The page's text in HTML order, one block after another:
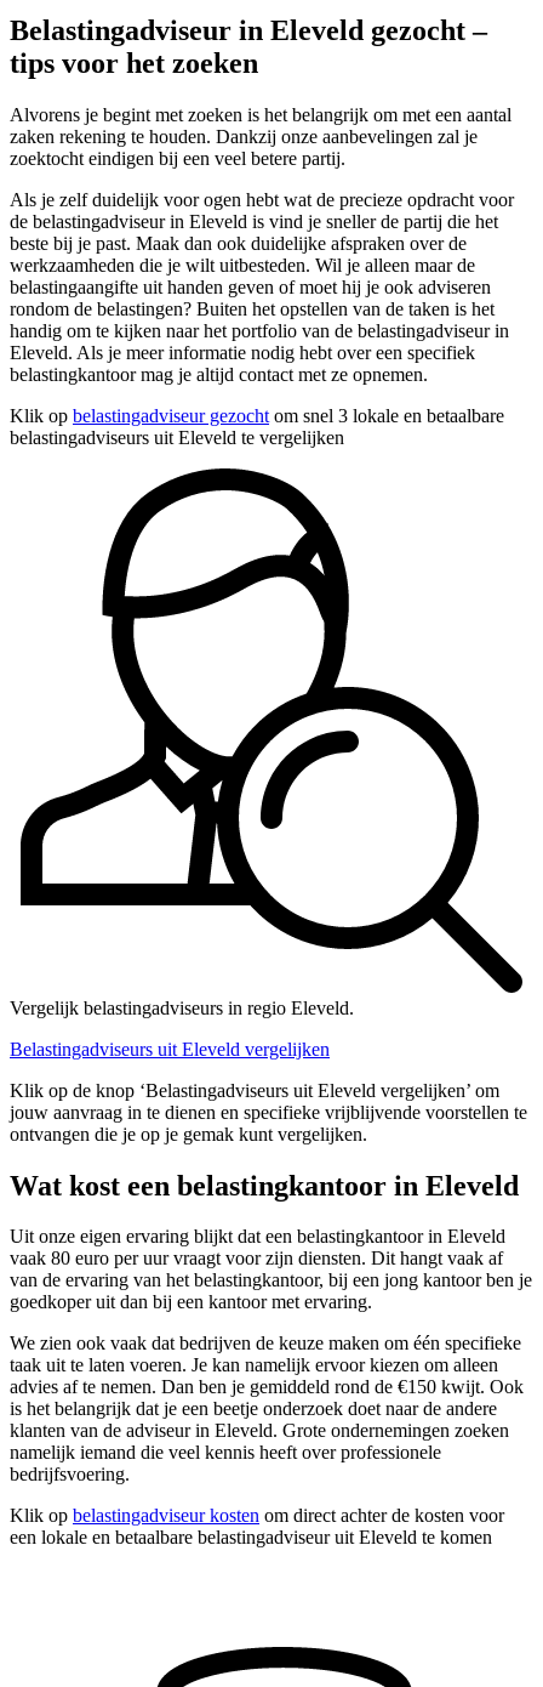
Belastingadviseur in Eleveld gezocht –
tips voor het zoeken
Alvorens je begint met zoeken is het belangrijk om met een aantal
zaken rekening te houden. Dankzij onze aanbevelingen zal je
zoektocht eindigen bij een veel betere partij.
Als je zelf duidelijk voor ogen hebt wat de precieze opdracht voor
de belastingadviseur in Eleveld is vind je sneller de partij die het
beste bij je past. Maak dan ook duidelijke afspraken over de
werkzaamheden die je wilt uitbesteden. Wil je alleen maar de
belastingaangifte uit handen geven of moet hij je ook adviseren
rondom de belastingen? Buiten het opstellen van de taken is het
handig om te kijken naar het portfolio van de belastingadviseur in
Eleveld. Als je meer informatie nodig hebt over een specifiek
belastingkantoor mag je altijd contact met ze opnemen.
Klik op belastingadviseur gezocht om snel 3 lokale en betaalbare
belastingadviseurs uit Eleveld te vergelijken
Vergelijk belastingadviseurs in regio Eleveld.
Belastingadviseurs uit Eleveld vergelijken
Klik op de knop ‘Belastingadviseurs uit Eleveld vergelijken’ om
jouw aanvraag in te dienen en specifieke vrijblijvende voorstellen te
ontvangen die je op je gemak kunt vergelijken.
Wat kost een belastingkantoor in Eleveld
Uit onze eigen ervaring blijkt dat een belastingkantoor in Eleveld
vaak 80 euro per uur vraagt voor zijn diensten. Dit hangt vaak af
van de ervaring van het belastingkantoor, bij een jong kantoor ben je
goedkoper uit dan bij een kantoor met ervaring.
We zien ook vaak dat bedrijven de keuze maken om één specifieke
taak uit te laten voeren. Je kan namelijk ervoor kiezen om alleen
advies af te nemen. Dan ben je gemiddeld rond de €150 kwijt. Ook
is het belangrijk dat je een beetje onderzoek doet naar de andere
klanten van de adviseur in Eleveld. Grote ondernemingen zoeken
namelijk iemand die veel kennis heeft over professionele
bedrijfsvoering.
Klik op belastingadviseur kosten om direct achter de kosten voor
een lokale en betaalbare belastingadviseur uit Eleveld te komen